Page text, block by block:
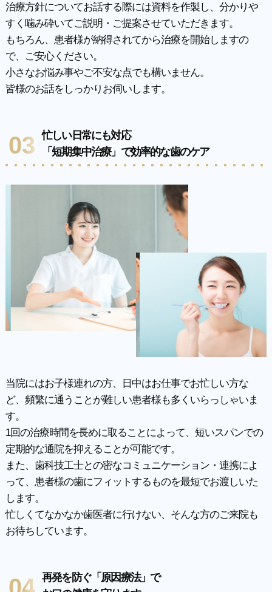
治療方針についてお話する際には資料を作製し、分かりや
すく噛み砕いてご説明・ご提案させていただきます。
もちろん、患者様が納得されてから治療を開始しますの
で、ご安心ください。
小さなお悩み事やご不安な点でも構いません。
皆様のお話をしっかりお伺いします。
03 忙しい日常にも対応
「短期集中治療」で効率的な歯のケア
当院にはお子様連れの方、日中はお仕事でお忙しい方な
ど、頻繁に通うことが難しい患者様も多くいらっしゃいま
す。
1回の治療時間を長めに取ることによって、短いスパンでの
定期的な通院を抑えることが可能です。
また、歯科技工士との密なコミュニケーション・連携によ
って、患者様の歯にフィットするものを最短でお渡しいた
します。
忙しくてなかなか歯医者に行けない、そんな方のご来院も
お待ちしています。
再発を防ぐ「原因療法」で